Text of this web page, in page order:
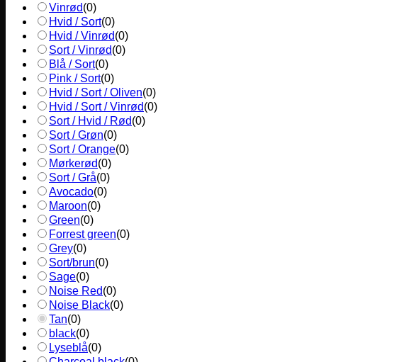
Vinrød(0)
Hvid / Sort(0)
Hvid / Vinrød(0)
Sort / Vinrød(0)
Blå / Sort(0)
Pink / Sort(0)
Hvid / Sort / Oliven(0)
Hvid / Sort / Vinrød(0)
Sort / Hvid / Rød(0)
Sort / Grøn(0)
Sort / Orange(0)
Mørkerød(0)
Sort / Grå(0)
Avocado(0)
Maroon(0)
Green(0)
Forrest green(0)
Grey(0)
Sort/brun(0)
Sage(0)
Noise Red(0)
Noise Black(0)
Tan(0)
black(0)
Lyseblå(0)